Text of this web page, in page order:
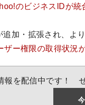
のビジネスIDが統
追加・拡張され、よ
ザー権限の取得状況
報を配信中です！